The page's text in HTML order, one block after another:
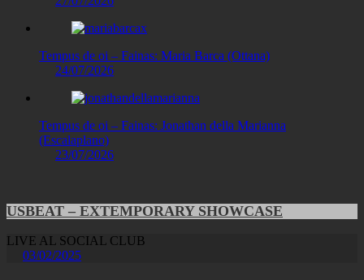
Tempus de oi – Fainas: Maria Barca (Ottana)
24/07/2026
Tempus de oi – Fainas: Jonathan della Marianna
(Escalaplano)
23/07/2026
USBEAT – EXTEMPORARY SHOWCASE
LIVE AL SOCIAL CLUB
03/02/2025